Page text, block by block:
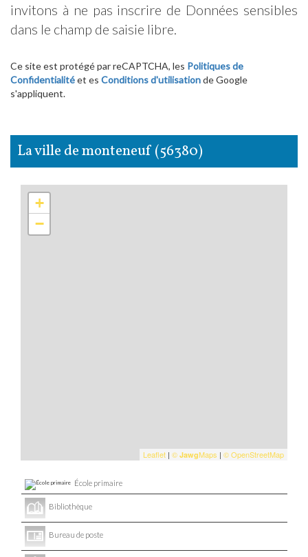
invitons à ne pas inscrire de Données sensibles
dans le champ de saisie libre.
Ce site est protégé par reCAPTCHA, les Politiques de
Confidentialitéet es Conditions d'utilisationde Google
s'appliquent.
la ville de monteneuf (56380)
+
−
Leaflet | © JawgMaps | © OpenStreetMap
École primaire
Bibliothèque
Bureau de poste